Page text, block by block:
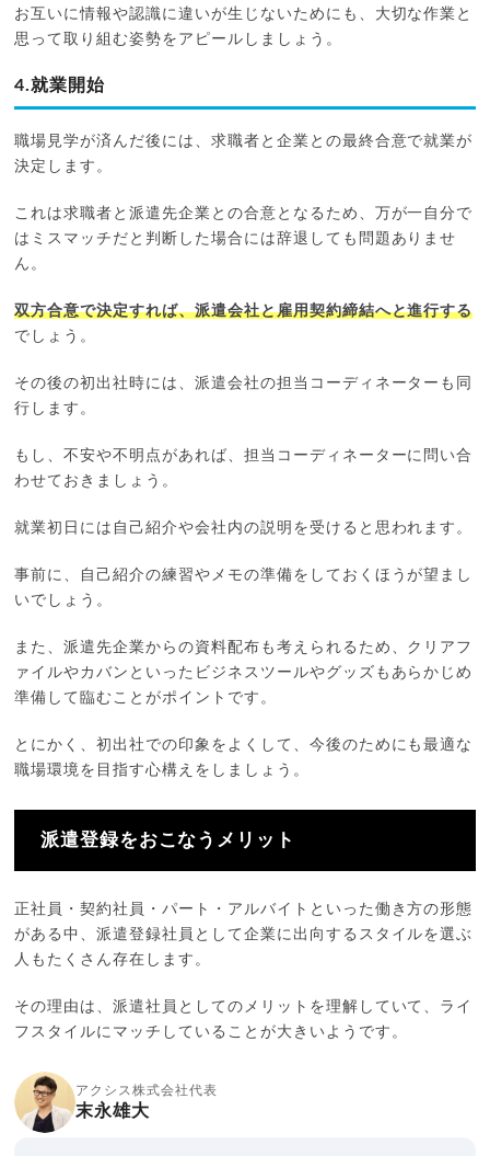
お互いに情報や認識に違いが生じないためにも、大切な作業と
思って取り組む姿勢をアピールしましょう。
4.就業開始
職場見学が済んだ後には、求職者と企業との最終合意で就業が
決定します。
これは求職者と派遣先企業との合意となるため、万が一自分で
はミスマッチだと判断した場合には辞退しても問題ありませ
ん。
双方合意で決定すれば、派遣会社と雇用契約締結へと進行する
でしょう。
その後の初出社時には、派遣会社の担当コーディネーターも同
行します。
もし、不安や不明点があれば、担当コーディネーターに問い合
わせておきましょう。
就業初日には自己紹介や会社内の説明を受けると思われます。
事前に、自己紹介の練習やメモの準備をしておくほうが望まし
いでしょう。
また、派遣先企業からの資料配布も考えられるため、クリアフ
ァイルやカバンといったビジネスツールやグッズもあらかじめ
準備して臨むことがポイントです。
とにかく、初出社での印象をよくして、今後のためにも最適な
職場環境を目指す心構えをしましょう。
派遣登録をおこなうメリット
正社員・契約社員・パート・アルバイトといった働き方の形態
がある中、派遣登録社員として企業に出向するスタイルを選ぶ
人もたくさん存在します。
その理由は、派遣社員としてのメリットを理解していて、ライ
フスタイルにマッチしていることが大きいようです。
アクシス株式会社代表
末永雄大